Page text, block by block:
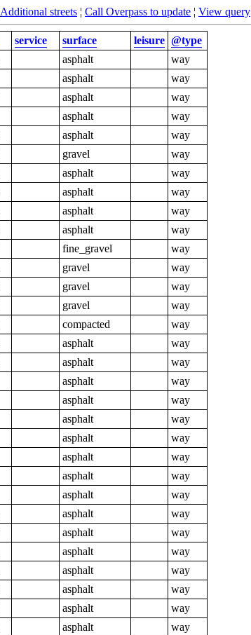
Additional streets ¦ Call Overpass to update ¦ View query
service surface leisure @type
asphalt
way
asphalt
way
asphalt
way
asphalt
way
asphalt
way
gravel
way
asphalt
way
asphalt
way
asphalt
way
asphalt
way
fine_gravel
way
gravel
way
gravel
way
gravel
way
compacted
way
asphalt
way
asphalt
way
asphalt
way
asphalt
way
asphalt
way
asphalt
way
asphalt
way
asphalt
way
asphalt
way
asphalt
way
asphalt
way
asphalt
way
asphalt
way
asphalt
way
asphalt
way
asphalt
way